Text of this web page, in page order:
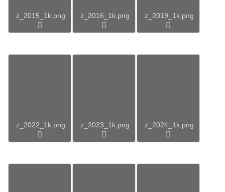
z_2015_1k.png z_2016_1k.png z_2019_1k.png
z_2022_1k.png z_2023_1k.png z_2024_1k.png